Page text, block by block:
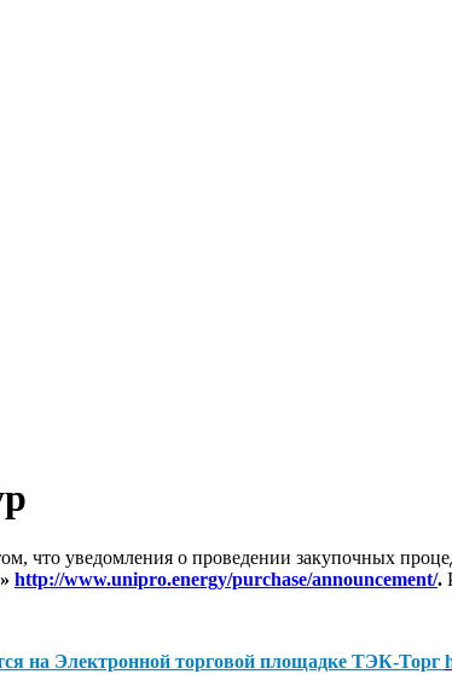
что уведомления о проведении закупочных
http://www.unipro.energy/purchase/announcement/.
на Электронной торговой площадке ТЭК-Торг